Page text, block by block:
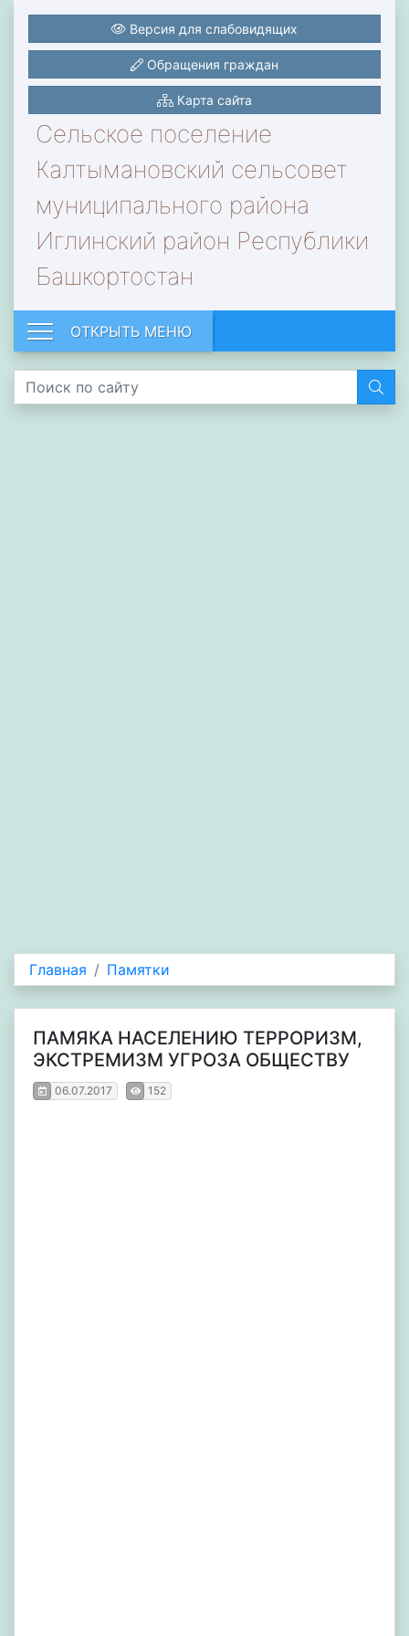
Сельское поселение
Калтымановский сельсовет
муниципального района
Иглинский район Республики
Башкортостан
Версия для слабовидящих
Обращения граждан
Карта сайта
ОТКРЫТЬ МЕНЮ
Главная Памятки
ПАМЯКА НАСЕЛЕНИЮ ТЕРРОРИЗМ,
ЭКСТРЕМИЗМ УГРОЗА ОБЩЕСТВУ
06.07.2017 152